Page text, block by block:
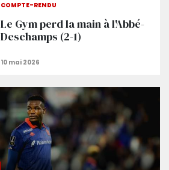
COMPTE-RENDU
Le Gym perd la main à l'Abbé-
Deschamps (2-1)